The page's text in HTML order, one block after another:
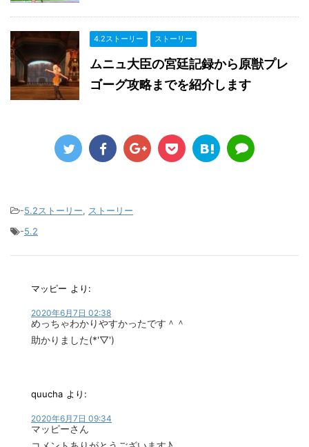
4.2ストーリー ストーリー
ムニュ大臣の宮廷記録から原獣プレ
ゴーグ攻略までを紹介します
-5.2ストーリー, ストーリー
-5.2
マッピー より:
2020年6月7日 02:38
めっちゃわかりやすかったです＾＾
助かりました(*'▽')
quucha より:
2020年6月7日 09:34
マッピーさん